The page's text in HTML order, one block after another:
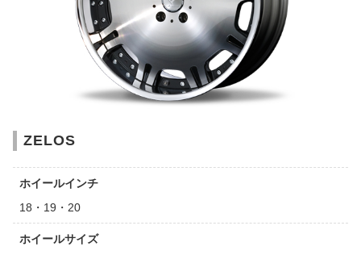
ZELOS
ホイールインチ
18・19・20
ホイールサイズ